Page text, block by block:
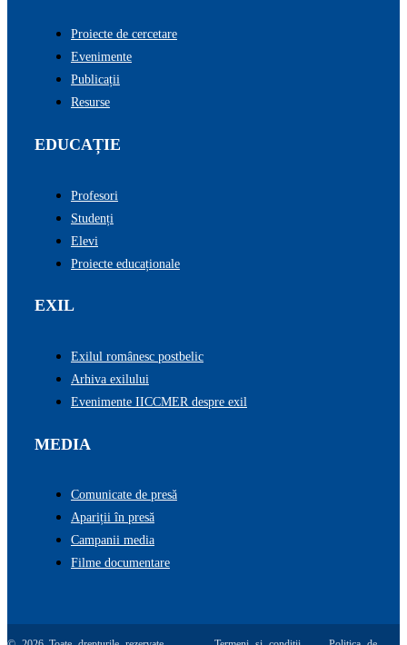
Proiecte de cercetare
Evenimente
Publicații
Resurse
EDUCAȚIE
Profesori
Studenți
Elevi
Proiecte educaționale
EXIL
Exilul românesc postbelic
Arhiva exilului
Evenimente IICCMER despre exil
MEDIA
Comunicate de presă
Apariții în presă
Campanii media
Filme documentare